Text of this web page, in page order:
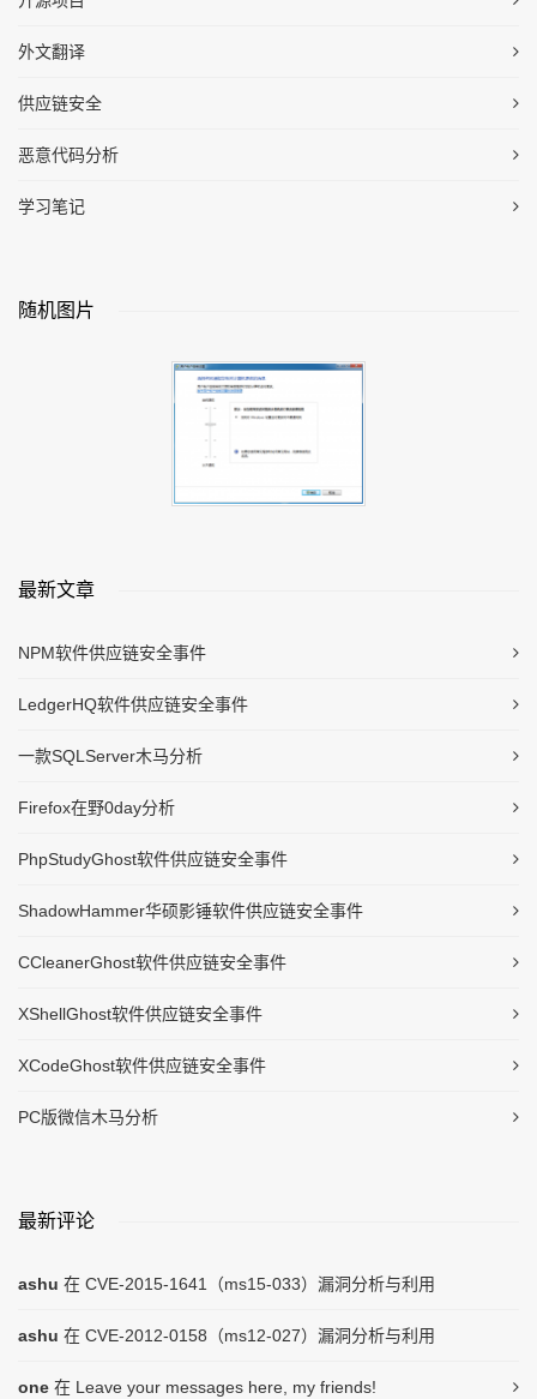
外文翻译
供应链安全
恶意代码分析
学习笔记
随机图片
最新文章
NPM软件供应链安全事件
LedgerHQ软件供应链安全事件
一款SQLServer木马分析
Firefox在野0day分析
PhpStudyGhost软件供应链安全事件
ShadowHammer华硕影锤软件供应链安全事件
CCleanerGhost软件供应链安全事件
XShellGhost软件供应链安全事件
XCodeGhost软件供应链安全事件
PC版微信木马分析
最新评论
ashu 在 CVE-2015-1641（ms15-033）漏洞分析与利用
ashu 在 CVE-2012-0158（ms12-027）漏洞分析与利用
one 在 Leave your messages here, my friends!